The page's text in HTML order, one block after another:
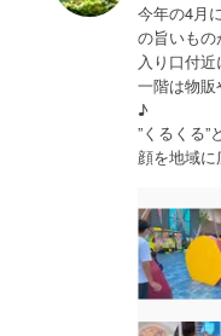
今年の4月
の旨いもの
入り口付
一階は物
♪
”くるくる
顔を地域